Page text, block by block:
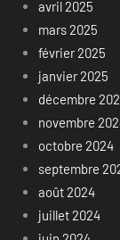
avril 2025
mars 2025
février 2025
janvier 2025
décembre
novembre
octobre 2024
septembre
août 2024
juillet 2024